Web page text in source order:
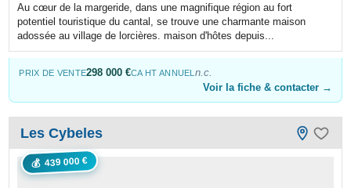
Au cœur de la margeride, dans une magnifique région au fort
potentiel touristique du cantal, se trouve une charmante maison
adossée au village de lorcières. maison d'hôtes depuis...
PRIX DE VENTE298 000 €CA HT ANNUEL n.c.
Voir la fiche & contacter →
💰 439 000 €
Les Cybeles